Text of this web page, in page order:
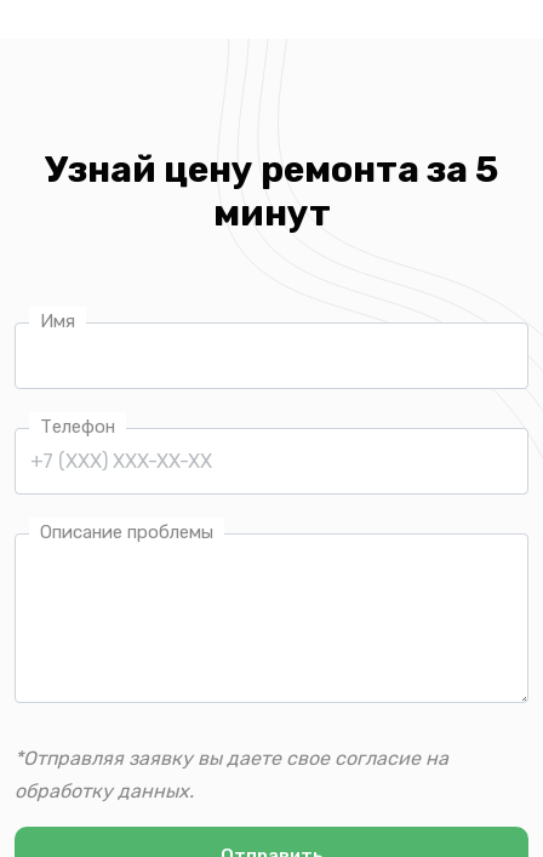
Узнай цену ремонта за 5
минут
Имя
Телефон
Описание проблемы
*Отправляя заявку вы даете свое согласие на
обработку данных.